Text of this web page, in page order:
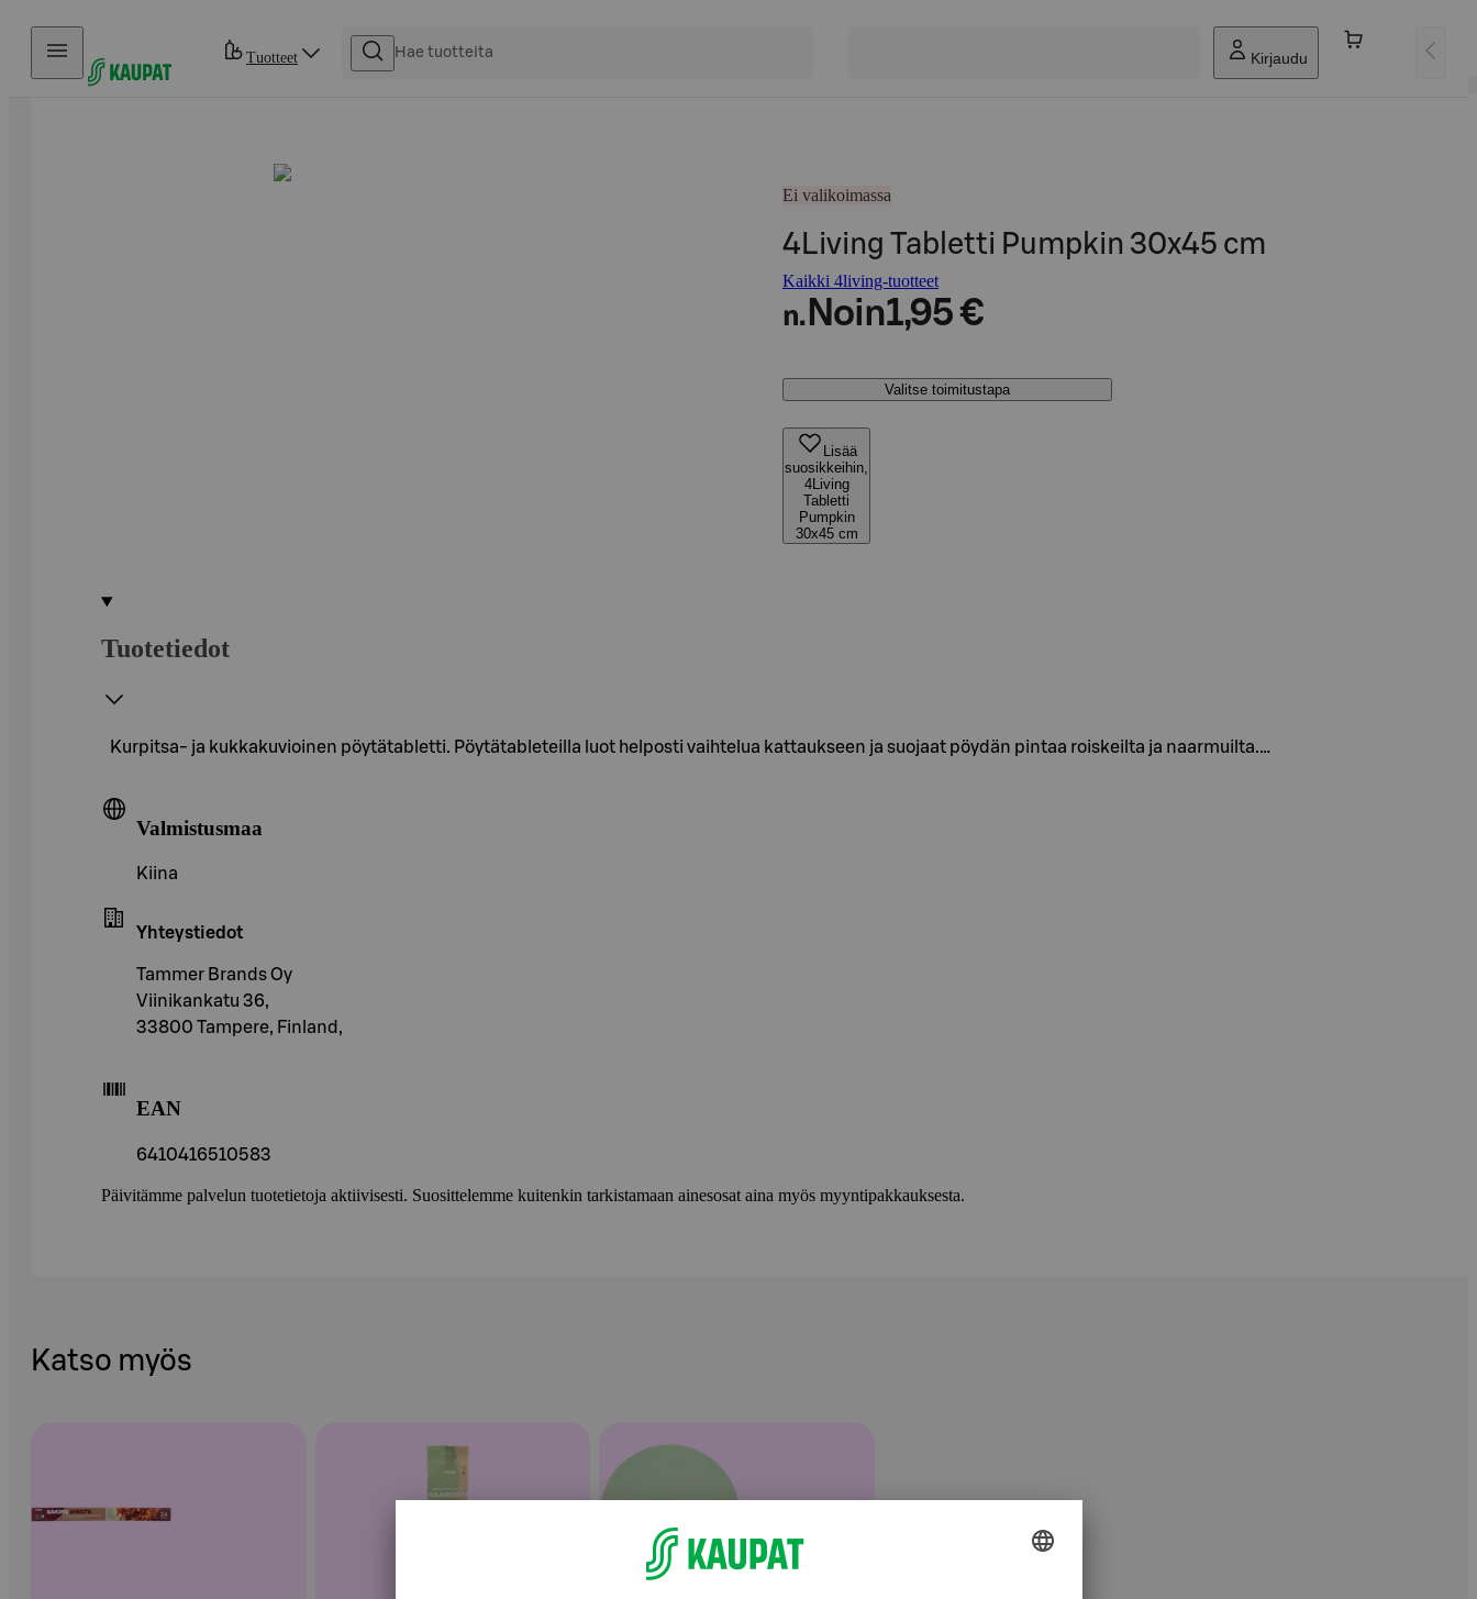
Hyppää sisältöön
Tuotteet Kirjaudu
Ei valikoimassa
4Living Tabletti Pumpkin 30x45 cm
Kaikki 4living-tuotteet
n. Noin1,95 €
Valitse toimitustapa
Lisää
suosikkeihin,
4Living
Tabletti
Pumpkin
30x45 cm
Tuotetiedot
Kurpitsa- ja kukkakuvioinen pöytätabletti. Pöytätableteilla luot helposti vaihtelua kattaukseen ja suojaat pöydän pintaa roiskeilta ja naarmuilta.…
Valmistusmaa
Kiina
Yhteystiedot
Tammer Brands Oy
Viinikankatu 36,
33800 Tampere, Finland,
EAN
6410416510583
Päivitämme palvelun tuotetietoja aktiivisesti. Suosittelemme kuitenkin tarkistamaan ainesosat aina myös myyntipakkauksesta.
Katso myös